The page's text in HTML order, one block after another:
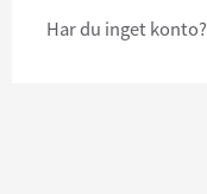
Har du inget konto?